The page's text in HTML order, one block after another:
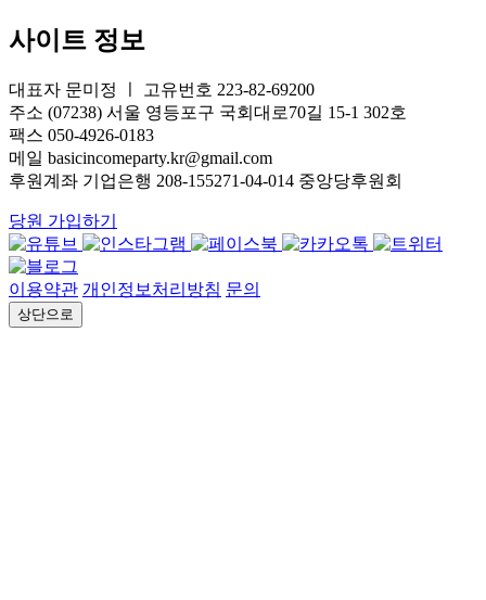
사이트 정보
대표자 문미정 ㅣ 고유번호 223-82-69200
주소 (07238) 서울 영등포구 국회대로70길 15-1 302호
팩스 050-4926-0183
메일 basicincomeparty.kr@gmail.com
후원계좌 기업은행 208-155271-04-014 중앙당후원회
당원 가입하기
이용약관 개인정보처리방침 문의
상단으로